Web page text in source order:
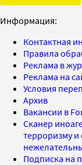
Информация:
Контактная
Правила
Реклама в
Реклама на
Условия
Архив
Вакансии в
Сканер
терроризму
Подписка на